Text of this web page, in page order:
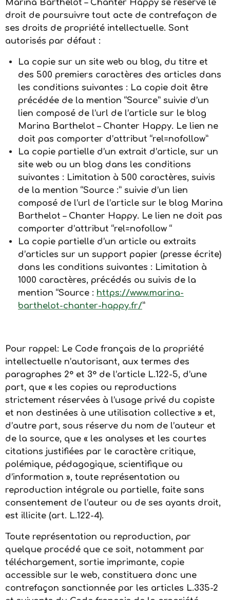
Marina Barthelot – Chanter Happy se réserve le
droit de poursuivre tout acte de contrefaçon de
ses droits de propriété intellectuelle. Sont
autorisés par défaut :
La copie sur un site web ou blog, du titre et
des 500 premiers caractères des articles dans
les conditions suivantes : La copie doit être
précédée de la mention “Source” suivie d’un
lien composé de l’url de l’article sur le blog
Marina Barthelot – Chanter Happy. Le lien ne
doit pas comporter d’attribut “rel=nofollow”
La copie partielle d’un extrait d’article, sur un
site web ou un blog dans les conditions
suivantes : Limitation à 500 caractères, suivis
de la mention “Source :” suivie d’un lien
composé de l’url de l’article sur le blog Marina
Barthelot – Chanter Happy. Le lien ne doit pas
comporter d’attribut “rel=nofollow “
La copie partielle d’un article ou extraits
d’articles sur un support papier (presse écrite)
dans les conditions suivantes : Limitation à
1000 caractères, précédés ou suivis de la
mention “Source : https://www.marina-
barthelot-chanter-happy.fr/”
Pour rappel: Le Code français de la propriété
intellectuelle n’autorisant, aux termes des
paragraphes 2° et 3° de l’article L.122-5, d’une
part, que « les copies ou reproductions
strictement réservées à l’usage privé du copiste
et non destinées à une utilisation collective » et,
d’autre part, sous réserve du nom de l’auteur et
de la source, que « les analyses et les courtes
citations justifiées par le caractère critique,
polémique, pédagogique, scientifique ou
d’information », toute représentation ou
reproduction intégrale ou partielle, faite sans
consentement de l’auteur ou de ses ayants droit,
est illicite (art. L.122-4).
Toute représentation ou reproduction, par
quelque procédé que ce soit, notamment par
téléchargement, sortie imprimante, copie
accessible sur le web, constituera donc une
contrefaçon sanctionnée par les articles L.335-2